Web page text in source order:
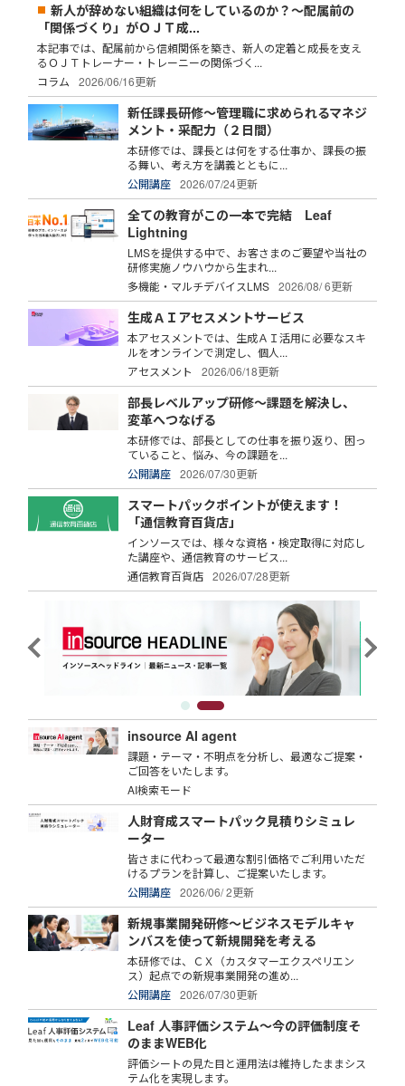
新人が辞めない組織は何をしているのか？～配属前の
「関係づくり」がＯＪＴ成...
本記事では、配属前から信頼関係を築き、新人の定着と成長を支え
るＯＪＴトレーナー・トレーニーの関係づく...
コラム
2026/06/16更新
新任課長研修～管理職に求められるマネジ
メント・采配力（２日間）
本研修では、課長とは何をする仕事か、課長の振
る舞い、考え方を講義とともに...
公開講座
2026/07/24更新
全ての教育がこの一本で完結 Leaf
Lightning
LMSを提供する中で、お客さまのご要望や当社の
研修実施ノウハウから生まれ...
多機能・マルチデバイスLMS
2026/08/ 6更新
生成ＡＩアセスメントサービス
本アセスメントでは、生成ＡＩ活用に必要なスキ
ルをオンラインで測定し、個人...
アセスメント
2026/06/18更新
部長レベルアップ研修～課題を解決し、
変革へつなげる
本研修では、部長としての仕事を振り返り、困っ
ていること、悩み、今の課題を...
公開講座
2026/07/30更新
スマートパックポイントが使えます！
「通信教育百貨店」
インソースでは、様々な資格・検定取得に対応し
た講座や、通信教育のサービス...
通信教育百貨店
2026/07/28更新
insource AI agent
課題・テーマ・不明点を分析し、最適なご提案・
ご回答をいたします。
AI検索モード
人財育成スマートパック見積りシミュレ
ーター
皆さまに代わって最適な割引価格でご利用いただ
けるプランを計算し、ご提案いたします。
公開講座
2026/06/ 2更新
新規事業開発研修～ビジネスモデルキャ
ンバスを使って新規開発を考える
本研修では、ＣＸ（カスタマーエクスペリエン
ス）起点での新規事業開発の進め...
公開講座
2026/07/30更新
Leaf 人事評価システム～今の評価制度そ
のままWEB化
評価シートの見た目と運用法は維持したままシス
テム化を実現します。